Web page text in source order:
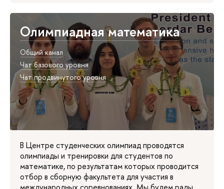
Олимпиадная математика
Общий канал
Чат базового уровня
Чат продвинутого уровня
В Центре студенческих олимпиад проводятся
олимпиады и тренировки для студентов по
математике, по результатам которых проводится
отбор в сборную факультета для участия в